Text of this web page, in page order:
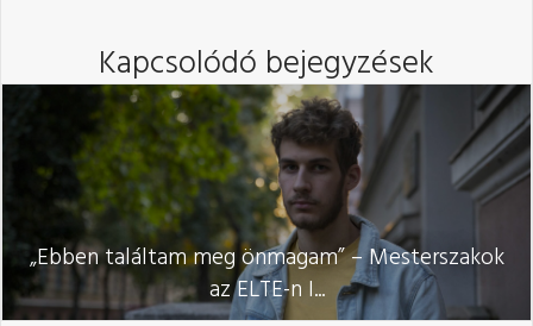
Kapcsolódó bejegyzések
„Ebben találtam meg önmagam” – Mesterszakok
az ELTE-n I...